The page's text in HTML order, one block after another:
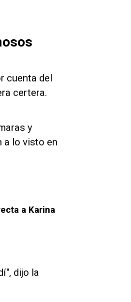
cuenta del
certera.
y
a lo visto en
a Karina
dijo la